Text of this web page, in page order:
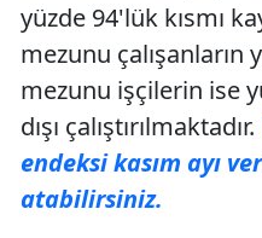
yüzde 94'lük kısmı
mezunu
mezunu işçilerin ise
dışı çalıştırılmaktadır.
endeksi kasım ayı
atabilirsiniz.